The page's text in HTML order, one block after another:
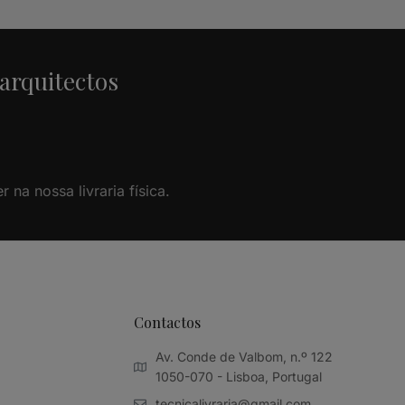
na nossa livraria física.
Contactos
Av. Conde de Valbom, n.º 122
1050-070 - Lisboa, Portugal